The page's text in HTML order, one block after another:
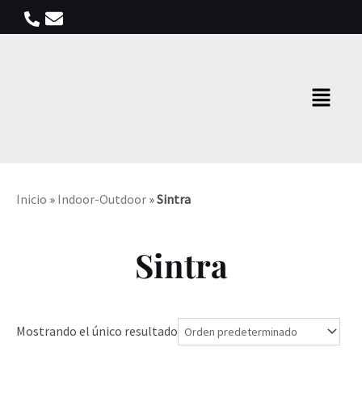
Menú
Inicio » Indoor-Outdoor »Sintra
Sintra
Mostrando el único resultado